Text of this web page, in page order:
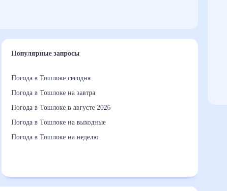
Популярные запросы
Погода в Тошлоке сегодня
Погода в Тошлоке на завтра
Погода в Тошлоке в августе 2026
Погода в Тошлоке на выходные
Погода в Тошлоке на неделю